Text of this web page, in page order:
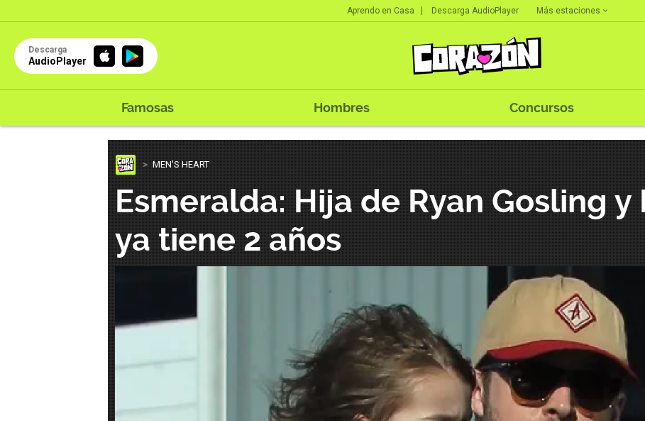
Aprendo en Casa Descarga AudioPlayer Más estaciones
Descarga
AudioPlayer
Famosas Hombres Concursos
MEN'S HEART
Esmeralda: Hija de Ryan Gosling y
ya tiene 2 años